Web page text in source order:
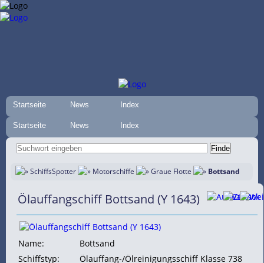
Startseite News Index
Startseite News Index
SchiffsSpotter Motorschiffe Graue Flotte Bottsand
Ölauffangschiff Bottsand (Y 1643)
Name:
Bottsand
Schiffstyp:
Ölauffang-/Ölreinigungsschiff Klasse 738